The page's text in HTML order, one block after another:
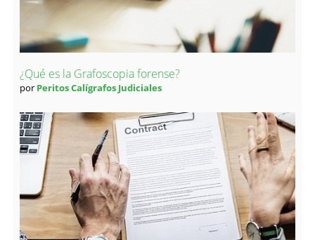
¿Qué es la Grafoscopia forense?
por Peritos Calígrafos Judiciales